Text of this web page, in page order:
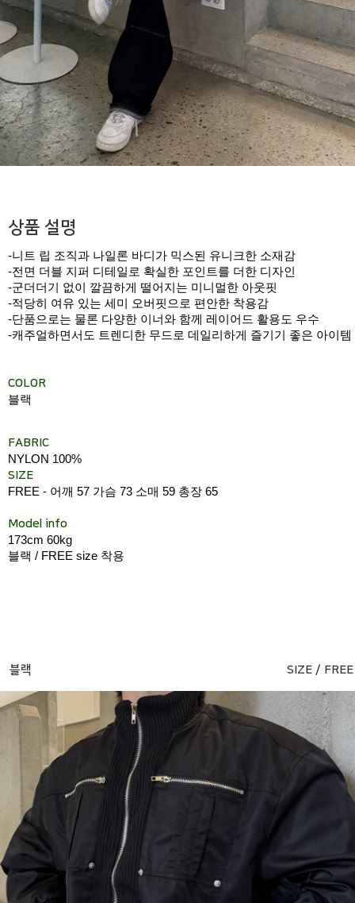
상품 설명
-니트 립 조직과 나일론 바디가 믹스된 유니크한 소재감
-전면 더블 지퍼 디테일로 확실한 포인트를 더한 디자인
-군더더기 없이 깔끔하게 떨어지는 미니멀한 아웃핏
-적당히 여유 있는 세미 오버핏으로 편안한 착용감
-단품으로는 물론 다양한 이너와 함께 레이어드 활용도 우수
-캐주얼하면서도 트렌디한 무드로 데일리하게 즐기기 좋은 아이템
COLOR
블랙
FABRIC
NYLON 100%
SIZE
FREE - 어깨 57 가슴 73 소매 59 총장 65
Model info
173cm 60kg
블랙 / FREE size 착용
블랙 SIZE / FREE